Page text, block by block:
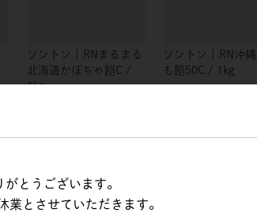
ソントン | RNまるまる
北海道かぼちゃ餡C /
1kg
ソントン | RN沖
も餡50C / 1kg
とうございます。
業とさせていただきます。